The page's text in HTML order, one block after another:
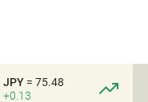
JPY = 75.48
+0.13